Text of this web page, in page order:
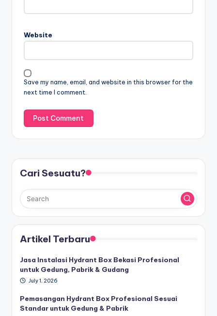
Website
Save my name, email, and website in this browser for the
next time I comment.
Cari Sesuatu?
Artikel Terbaru
Jasa Instalasi Hydrant Box Bekasi Profesional
untuk Gedung, Pabrik & Gudang
July 1, 2026
Pemasangan Hydrant Box Profesional Sesuai
Standar untuk Gedung & Pabrik